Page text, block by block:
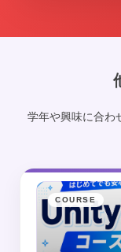
学年や興味に合わ
COURSE